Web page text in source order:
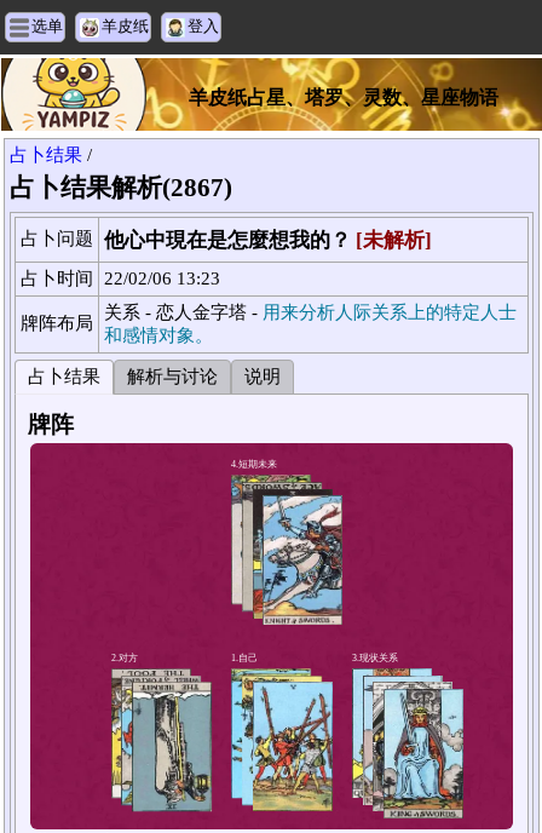
选单 羊皮纸 登入
羊皮纸占星、塔罗、灵数、星座物语
占卜结果 /
占卜结果解析(2867)
占卜问题 他心中現在是怎麼想我的？ [未解析]
占卜时间 22/02/06 13:23
牌阵布局
关系 - 恋人金字塔 - 用来分析人际关系上的特定人士
和感情对象。
占卜结果 解析与讨论 说明
牌阵
4.短期未来